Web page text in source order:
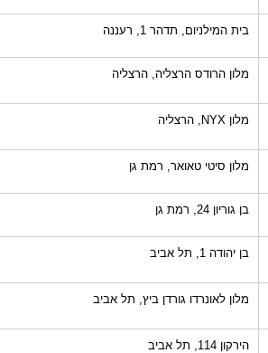
בית המילניום, תדהר 1, רעננה
מלון הרודס הרצליה, הרצליה
מלון NYX, הרצליה
מלון סיטי טאואר, רמת גן
בן גוריון 24, רמת גן
בן יהודה 1, תל אביב
מלון לאונרדו גורדן ביץ, תל אביב
הירקון 114, תל אביב